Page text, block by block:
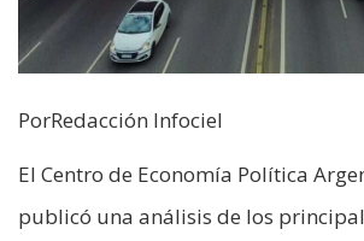
PorRedacción Infociel
El Centro de Economía Política
publicó una análisis de los